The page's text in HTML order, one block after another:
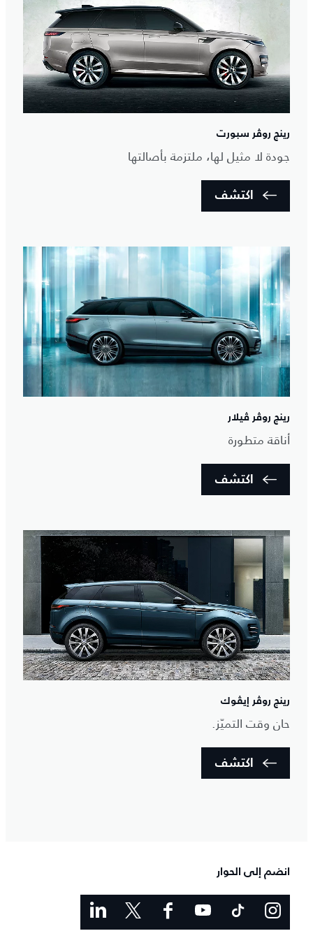
رينج روڤر سبورت
جودة لا مثيل لها، ملتزمة بأصالتها
اكتشف
رينج روڤر ڤيلار
أناقة متطورة
اكتشف
رينج روڤر إيڤوك
حان وقت التميّز.
اكتشف
انضم إلى الحوار